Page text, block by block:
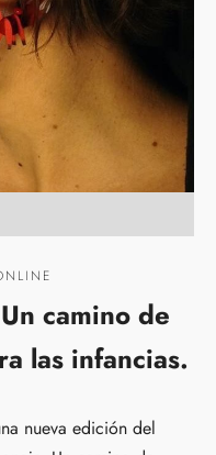
camino de
las infancias.
nueva edición del